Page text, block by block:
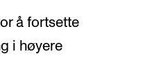
å fortsette
i høyere